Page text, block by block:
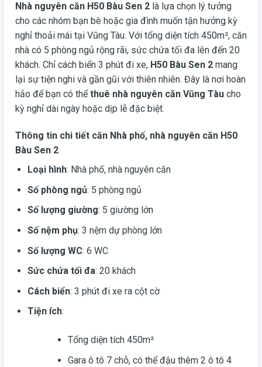
Nhà nguyên căn H50 Bàu Sen 2 là lựa chọn lý tưởng
cho các nhóm bạn bè hoặc gia đình muốn tận hưởng kỳ
nghỉ thoải mái tại Vũng Tàu. Với tổng diện tích 450m², căn
nhà có 5 phòng ngủ rộng rãi, sức chứa tối đa lên đến 20
khách. Chỉ cách biển 3 phút đi xe, H50 Bàu Sen 2 mang
lại sự tiện nghi và gần gũi với thiên nhiên. Đây là nơi hoàn
hảo để bạn có thểthuê nhà nguyên căn Vũng Tàu cho
kỳ nghỉ dài ngày hoặc dịp lễ đặc biệt.
Thông tin chi tiết căn Nhà phố, nhà nguyên căn H50
Bàu Sen 2
Loại hình: Nhà phố, nhà nguyên căn
Số phòng ngủ: 5 phòng ngủ
Số lượng giường: 5 giường lớn
Số nệm phụ: 3 nệm dự phòng lớn
Số lượng WC: 6 WC
Sức chứa tối đa: 20 khách
Cách biển: 3 phút đi xe ra cột cờ
Tiện ích:
Tổng diện tích 450m²
Gara ô tô 7 chỗ, có thể đậu thêm 2 ô tô 4